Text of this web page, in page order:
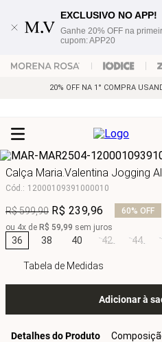
EXCLUSIVO NO APP!
Ganhe 20% OFF na
cupom: APP20
20% OFF NA 1° COMPRA
Calça Maria.Valentina Jogging
Cód.: 12000109391000010
R$599,90 R$ 239,96 60% OFF
ou 4x de R$ 59,99 sem juros
36 38 40 42 44
Tabela de Medidas
Adicionar à
Detalhes do Produto